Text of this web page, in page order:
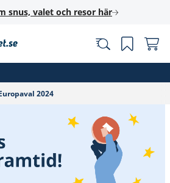
snus, valet och resor här
2024‎